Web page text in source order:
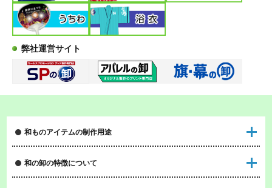
弊社運営サイト
和ものアイテムの制作用途
和の卸の特徴について